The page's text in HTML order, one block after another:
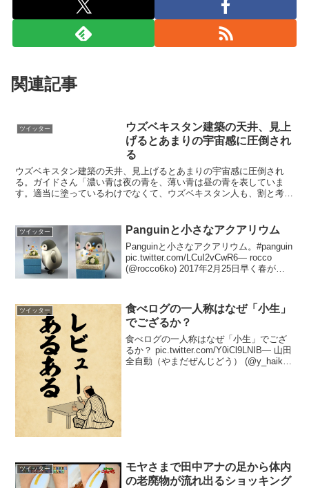
関連記事
ツイッター
ウズベキスタン建築の天井、見上
げるとあまりの宇宙感に圧倒され
る
ウズベキスタン建築の天井、見上げるとあまりの宇宙感に圧倒され
る。ガイドさん「濃い青は夜の青を、薄い青は昼の青を表していま
す。適当に塗っているわけでなくて、ウズベキスタン人も、割と考え
ツイッター Panguinと小さなアクアリウム
Panguinと小さなアクアリウム。#panguin
pic.twitter.com/LCuI2vCwR6— rocco
(@rocco6ko) 2017年2月25日早く春がこ
ツイッター
食べログの一人称はなぜ「小生」
でござるか？
食べログの一人称はなぜ「小生」でござ
るか？ pic.twitter.com/Y0iCl9LNIB— 山田
全自動（やまだぜんじどう） (@y_haiku)
ツイッター
モヤさまで田中アナの足から体内
の老廃物が流れ出るショッキング